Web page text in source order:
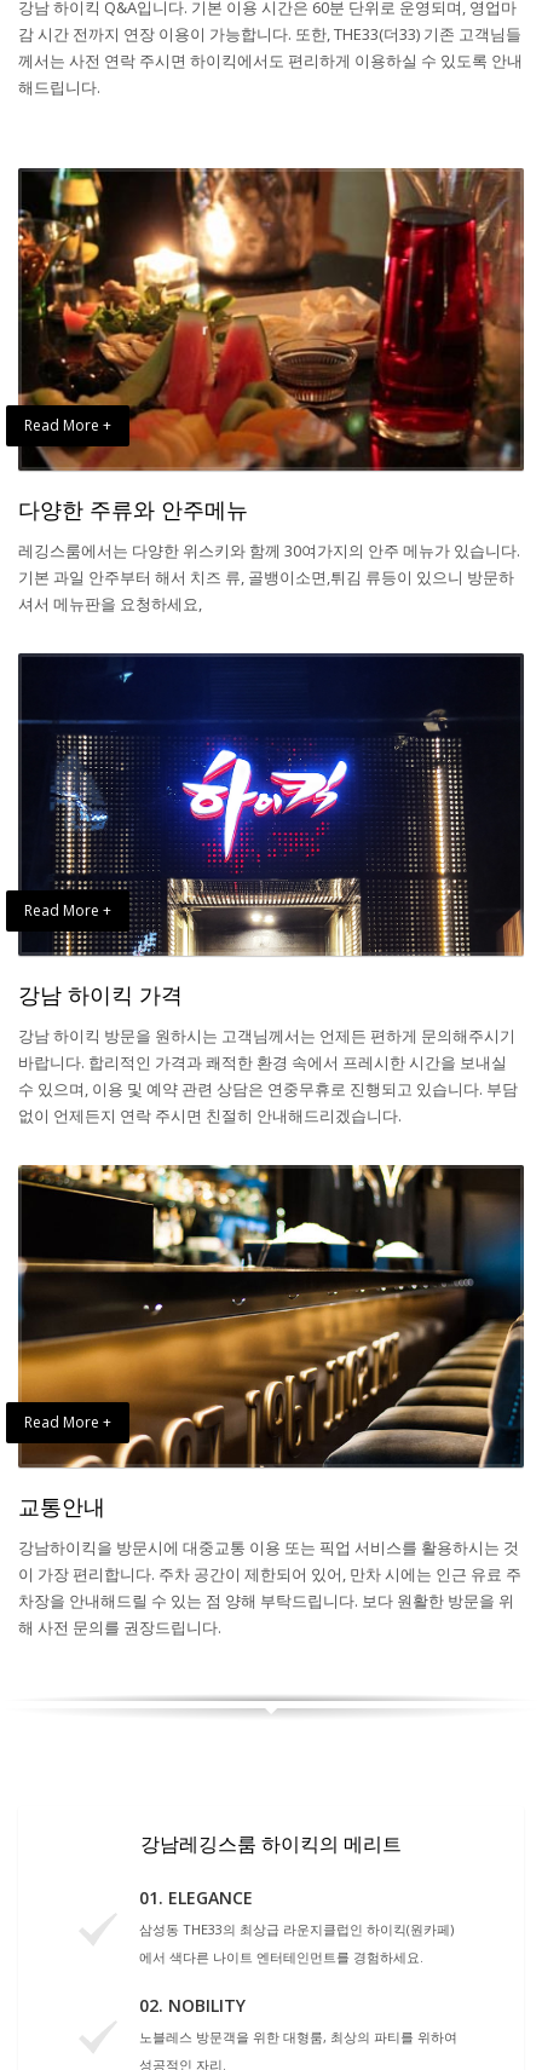
강남 하이킥 Q&A입니다. 기본 이용 시간은 60분 단위로 운영되며, 영업마
감 시간 전까지 연장 이용이 가능합니다. 또한, THE33(더33) 기존 고객님들
께서는 사전 연락 주시면 하이킥에서도 편리하게 이용하실 수 있도록 안내
해드립니다.
Read More +
다양한 주류와 안주메뉴
레깅스룸에서는 다양한 위스키와 함께 30여가지의 안주 메뉴가 있습니다.
기본 과일 안주부터 해서 치즈 류, 골뱅이소면,튀김 류등이 있으니 방문하
셔서 메뉴판을 요청하세요,
Read More +
강남 하이킥 가격
강남 하이킥 방문을 원하시는 고객님께서는 언제든 편하게 문의해주시기
바랍니다. 합리적인 가격과 쾌적한 환경 속에서 프레시한 시간을 보내실
수 있으며, 이용 및 예약 관련 상담은 연중무휴로 진행되고 있습니다. 부담
없이 언제든지 연락 주시면 친절히 안내해드리겠습니다.
Read More +
교통안내
강남하이킥을 방문시에 대중교통 이용 또는 픽업 서비스를 활용하시는 것
이 가장 편리합니다. 주차 공간이 제한되어 있어, 만차 시에는 인근 유료 주
차장을 안내해드릴 수 있는 점 양해 부탁드립니다. 보다 원활한 방문을 위
해 사전 문의를 권장드립니다.
강남레깅스룸 하이킥의 메리트
01. ELEGANCE
삼성동 THE33의 최상급 라운지클럽인 하이킥(원카페)
에서 색다른 나이트 엔터테인먼트를 경험하세요.
02. NOBILITY
노블레스 방문객을 위한 대형룸, 최상의 파티를 위하여
성공적인 자리.